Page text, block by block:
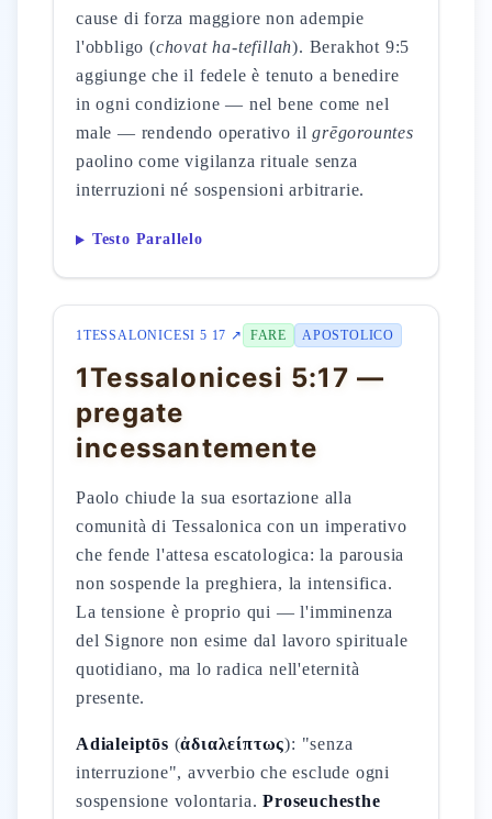
cause di forza maggiore non adempie
l'obbligo (chovat ha-tefillah). Berakhot 9:5
aggiunge che il fedele è tenuto a benedire
in ogni condizione — nel bene come nel
male — rendendo operativo ilgrēgorountes
paolino come vigilanza rituale senza
interruzioni né sospensioni arbitrarie.
Testo Parallelo
1TESSALONICESI 5 17 ↗ FARE APOSTOLICO
1Tessalonicesi 5:17 —
pregate
incessantemente
Paolo chiude la sua esortazione alla
comunità di Tessalonica con un imperativo
che fende l'attesa escatologica: la parousia
non sospende la preghiera, la intensifica.
La tensione è proprio qui — l'imminenza
del Signore non esime dal lavoro spirituale
quotidiano, ma lo radica nell'eternità
presente.
Adialeiptōs (ἀδιαλείπτως): "senza
interruzione", avverbio che esclude ogni
sospensione volontaria.Proseuchesthe